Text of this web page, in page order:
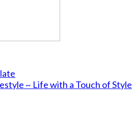
~ Life with a Touch of Style